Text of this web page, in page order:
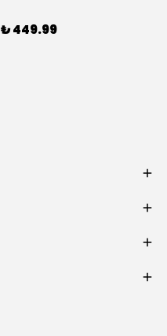
₺ 449.99